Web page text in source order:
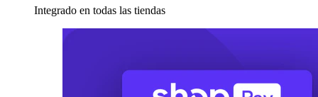
Integrado en todas las tiendas